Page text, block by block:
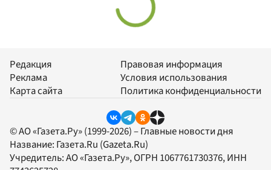
Редакция
Реклама
Карта сайта
Правовая информация
Условия использования
Политика конфиденциальности
© АО «Газета.Ру» (1999-2026) – Главные новости дня
Название: Газета.Ru (Gazeta.Ru)
Учредитель:АО «Газета.Ру», ОГРН 1067761730376, ИНН